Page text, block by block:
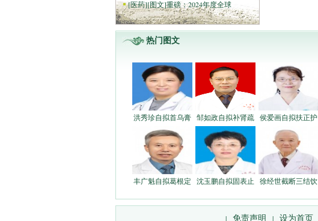
[医药][图文]重磅：2024年度全球
热门图文
洪秀珍自拟首乌膏 邹如政自拟补肾疏 侯爱画自拟扶正护
丰广魁自拟葛根定 沈玉鹏自拟固表止 徐经世截断三结饮
| 免责声明 | 设为首页